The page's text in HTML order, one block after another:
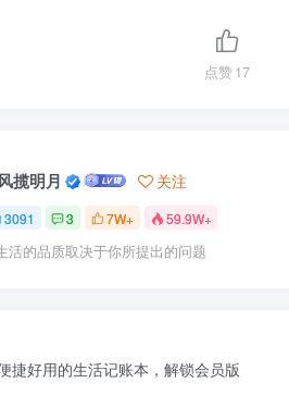
点赞17
揽明月 关注
3091 3 7W+ 59.9W+
活的品质取决于你所提出的问题
捷好用的生活记账本，解锁会员版